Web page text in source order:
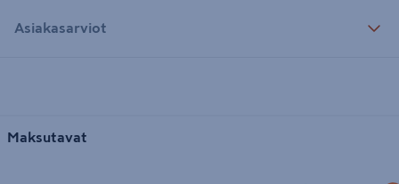
Asiakasarviot
Maksutavat